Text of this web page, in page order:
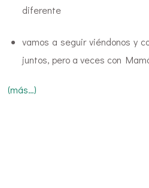
diferente
vamos a seguir viéndonos y
juntos, pero a veces con
(más…)